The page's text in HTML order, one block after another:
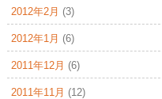
2012年2月 (3)
2012年1月 (6)
2011年12月 (6)
2011年11月 (12)